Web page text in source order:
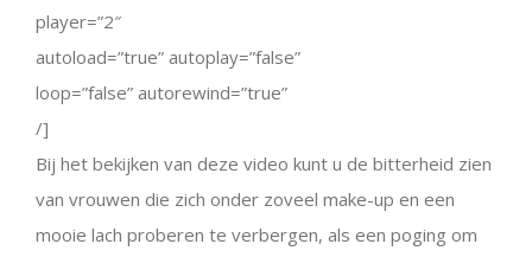
player=”2″
autoload=”true” autoplay=”false”
loop=”false” autorewind=”true”
/]
Bij het bekijken van deze video kunt u de bitterheid zien
van vrouwen die zich onder zoveel make-up en een
mooie lach proberen te verbergen, als een poging om